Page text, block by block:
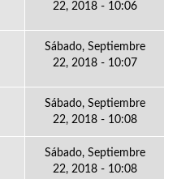
22, 2018 - 10:06
Sábado, Septiembre
22, 2018 - 10:07
Sábado, Septiembre
22, 2018 - 10:08
Sábado, Septiembre
22, 2018 - 10:08